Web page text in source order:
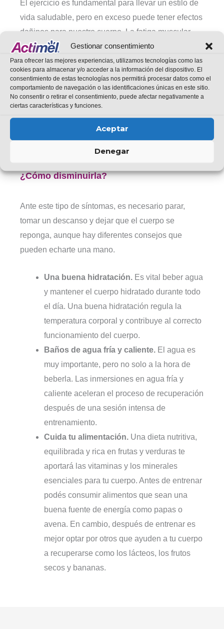
Gestionar consentimiento
Para ofrecer las mejores experiencias, utilizamos tecnologías como las
cookies para almacenar y/o acceder a la información del dispositivo. El
consentimiento de estas tecnologías nos permitirá procesar datos como el
comportamiento de navegación o las identificaciones únicas en este sitio.
No consentir o retirar el consentimiento, puede afectar negativamente a
ciertas características y funciones.
Aceptar
Denegar
El ejercicio es fundamental para llevar un estilo de
vida saludable, pero en exceso puede tener efectos
dañinos para nuestro cuerpo. La fatiga muscular
aparece por el agotamiento de las fibras
musculares y se refleja como dolor en las
articulaciones, calambres, debilidad o molestias en
las piernas.
Esta sensación suele aparecer cuando se somete
al cuerpo a un esfuerzo demasiado intenso y a un
¿Cómo disminuirla?
Ante este tipo de síntomas, es necesario parar,
tomar un descanso y dejar que el cuerpo se
reponga, aunque hay diferentes consejos que
pueden echarte una mano.
Una buena hidratación. Es vital beber agua
y mantener el cuerpo hidratado durante todo
el día. Una buena hidratación regula la
temperatura corporal y contribuye al correcto
funcionamiento del cuerpo.
Baños de agua fría y caliente. El agua es
muy importante, pero no solo a la hora de
beberla. Las inmersiones en agua fría y
caliente aceleran el proceso de recuperación
después de una sesión intensa de
entrenamiento.
Cuida tu alimentación. Una dieta nutritiva,
equilibrada y rica en frutas y verduras te
aportará las vitaminas y los minerales
esenciales para tu cuerpo. Antes de entrenar
podés consumir alimentos que sean una
buena fuente de energía como papas o
avena. En cambio, después de entrenar es
mejor optar por otros que ayuden a tu cuerpo
a recuperarse como los lácteos, los frutos
secos y bananas.